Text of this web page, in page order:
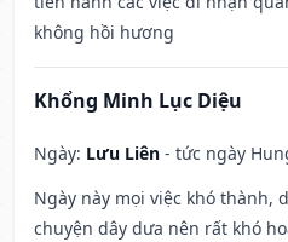
không hồi hương
Khổng Minh Lục Diệu
Ngày: Lưu Liên - tức ngày
Ngày này mọi việc khó thành,
chuyện dây dưa nên rất khó